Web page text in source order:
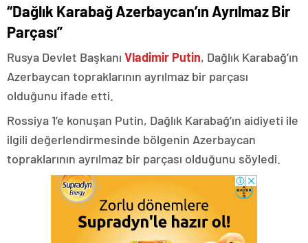
“Dağlık Karabağ Azerbaycan’ın Ayrılmaz Bir
Parçası”
Rusya Devlet Başkanı Vladimir Putin, Dağlık Karabağ’ın
Azerbaycan topraklarının ayrılmaz bir parçası
olduğunu ifade etti.
Rossiya 1’e konuşan Putin, Dağlık Karabağ’ın aidiyeti ile
ilgili değerlendirmesinde bölgenin Azerbaycan
topraklarının ayrılmaz bir parçası olduğunu söyledi.